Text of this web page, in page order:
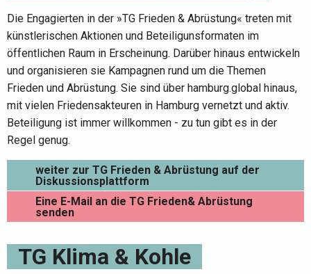
Die Engagierten in der »TG Frieden & Abrüstung« treten mit
künstlerischen Aktionen und Beteiligunsformaten im
öffentlichen Raum in Erscheinung. Darüber hinaus entwickeln
und organisieren sie Kampagnen rund um die Themen
Frieden und Abrüstung. Sie sind über hamburg.global hinaus,
mit vielen Friedensakteuren in Hamburg vernetzt und aktiv.
Beteiligung ist immer willkommen - zu tun gibt es in der
Regel genug.
weiter zur TG Frieden & Abrüstung auf der
Diskussionsplattform
Eine E-Mail an die TG Frieden& Abrüstung
senden
TG Klima & Kohle